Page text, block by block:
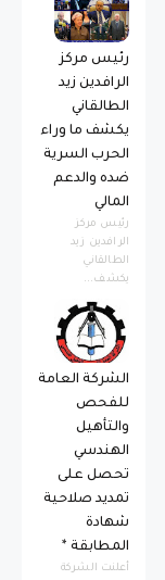
رئيس مركز
الرافدين زيد
الطالقاني
يكشف ما وراء
الحرب السرية
ضده والدعم
المالي
رئيس مركز
الرافدين زيد
الطالقاني
يكشف...
الشركة العامة
للفحص
والتأهيل
الهندسي
تحصل على
تمديد صلاحية
شهادة
المطابقة *
أعلنت الشركة